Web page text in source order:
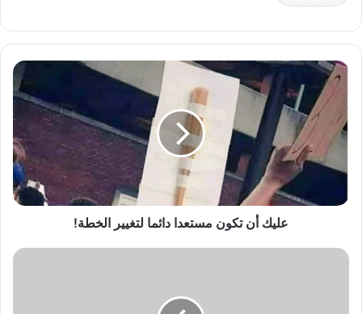
‏عليك
أن
تكون
مستعدا
دائما
لتغيير
الخطة!
‏عليك أن تكون مستعدا دائما لتغيير الخطة!
متوهمين